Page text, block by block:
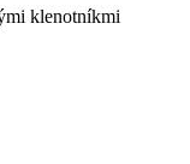
klenotníkmi